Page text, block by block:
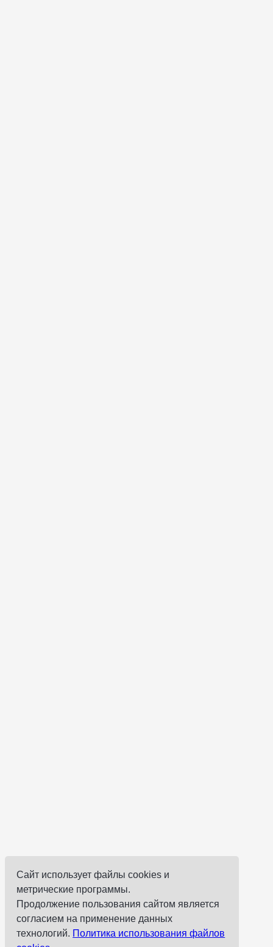
Сайт использует файлы cookies и
метрические программы.
Продолжение пользования сайтом является
согласием на применение данных
технологий. Политика использования файлов